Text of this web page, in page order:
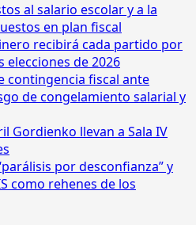
al salario escolar y a la
en plan fiscal
recibirá cada partido por
elecciones de 2026
contingencia fiscal ante
de congelamiento salarial y
Gordienko llevan a Sala IV
por desconfianza” y
como rehenes de los